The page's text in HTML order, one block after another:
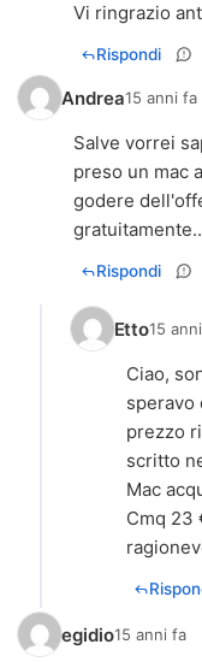
Vi ringrazio
Rispondi
Andrea15 anni fa
Salve vorrei
preso un mac
godere
Rispondi
Etto15
Ciao,
speravo
prezzo
scritto
Mac
Cmq 23
egidio15 anni fa